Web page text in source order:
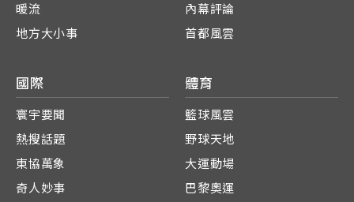
暖流
地方大小事
內幕評論
首都風雲
國際
寰宇要聞
熱搜話題
東協萬象
奇人妙事
體育
籃球風雲
野球天地
大運動場
巴黎奧運